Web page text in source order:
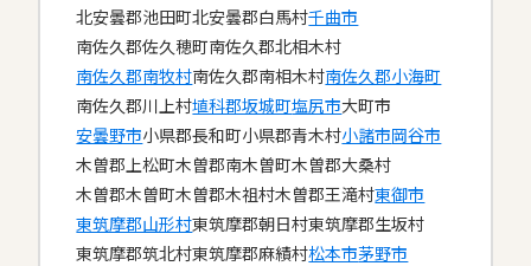
北安曇郡池田町北安曇郡白馬村千曲市
南佐久郡佐久穂町南佐久郡北相木村
南佐久郡南牧村南佐久郡南相木村南佐久郡小海町
南佐久郡川上村埴科郡坂城町塩尻市大町市
安曇野市小県郡長和町小県郡青木村小諸市岡谷市
木曽郡上松町木曽郡南木曽町木曽郡大桑村
木曽郡木曽町木曽郡木祖村木曽郡王滝村東御市
東筑摩郡山形村東筑摩郡朝日村東筑摩郡生坂村
東筑摩郡筑北村東筑摩郡麻績村松本市茅野市